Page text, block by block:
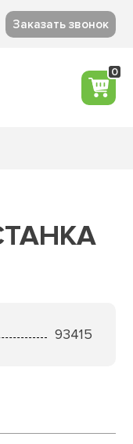
Заказать звонок
0
93415